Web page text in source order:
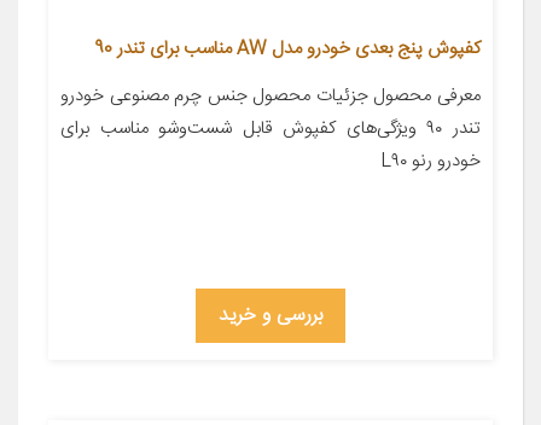
کفپوش پنج بعدی خودرو مدل AW مناسب برای تندر 90
معرفی محصول جزئیات محصول جنس چرم مصنوعی خودرو
تندر ۹۰ ویژگی‌های کفپوش قابل شست‌وشو مناسب برای
خودرو رنو L۹۰
بررسی و خرید